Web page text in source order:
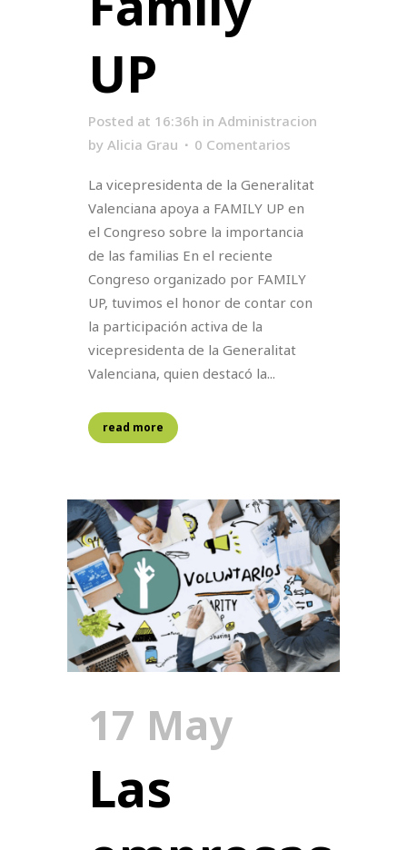
UP
Posted at 16:36h in Administracion
by Alicia Grau 0 Comentarios
La vicepresidenta de la Generalitat
Valenciana apoya a FAMILY UP en
el Congreso sobre la importancia
de las familias En el reciente
Congreso organizado por FAMILY
UP, tuvimos el honor de contar con
la participación activa de la
vicepresidenta de la Generalitat
Valenciana, quien destacó la...
read more
17 May
Las